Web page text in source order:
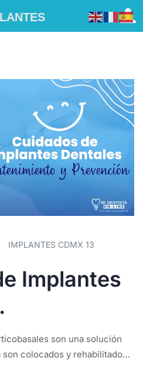
IMPLANTES CDMX 13
Implantes
y
son una solución
colocados y rehabilitados